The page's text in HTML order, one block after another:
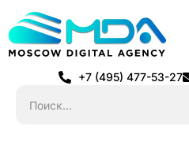
+7 (495) 477-53-27